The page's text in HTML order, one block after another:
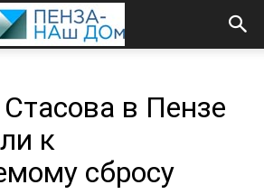
в Пензе
к
сбросу